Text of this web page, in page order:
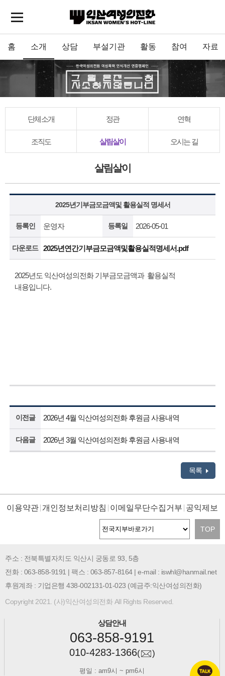
홈 소개 상담 부설기관 활동 참여 자료
단체소개 정관 연혁
조직도 살림살이 오시는 길
살림살이
2025년기부금모금액및 활용실적 명세서
등록인 운영자 등록일 2026-05-01
다운로드 2025년연간기부금모금액및활용실적명세서.pdf
2025년도 익산여성의전화 기부금모금액과 활용실적
내용입니다.
이전글 2026년 4월 익산여성의전화 후원금 사용내역
다음글 2026년 3월 익산여성의전화 후원금 사용내역
목록
이용약관 개인정보처리방침 이메일무단수집거부 공익제보
TOP
주소 : 전북특별자치도 익산시 궁동로 93, 5층
전화 : 063-858-9191 | 팩스 : 063-857-8164 | e-mail : iswhl@hanmail.net
후원계좌 : 기업은행 438-002131-01-023 (예금주:익산여성의전화)
Copyright 2021. (사)익산여성의전화 All Rights Reserved.
상담안내
063-858-9191
010-4283-1366( )
평일 : am9시 ~ pm6시